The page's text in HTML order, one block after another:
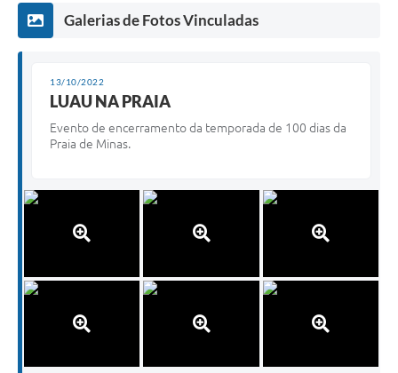
Galerias de Fotos Vinculadas
13/10/2022
LUAU NA PRAIA
Evento de encerramento da temporada de 100 dias da
Praia de Minas.